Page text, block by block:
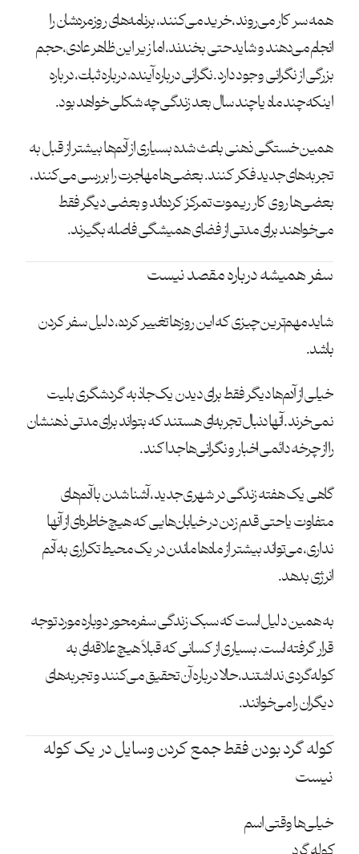
همه سر کار می‌روند، خرید می‌کنند، برنامه‌های روزمره‌شان را
انجام می‌دهند و شاید حتی بخندند، اما زیر این ظاهر عادی، حجم
بزرگی از نگرانی وجود دارد. نگرانی درباره آینده، درباره ثبات، درباره
اینکه چند ماه یا چند سال بعد زندگی چه شکلی خواهد بود.
همین خستگی ذهنی باعث شده بسیاری از آدم‌ها بیشتر از قبل به
تجربه‌های جدید فکر کنند. بعضی‌ها مهاجرت را بررسی می‌کنند،
بعضی‌ها روی کار ریموت تمرکز کرده‌اند و بعضی دیگر فقط
می‌خواهند برای مدتی از فضای همیشگی فاصله بگیرند.
سفر همیشه درباره مقصد نیست
شاید مهم‌ترین چیزی که این روزها تغییر کرده، دلیل سفر کردن
باشد.
خیلی از آدم‌ها دیگر فقط برای دیدن یک جاذبه گردشگری بلیت
نمی‌خرند. آنها دنبال تجربه‌ای هستند که بتواند برای مدتی ذهنشان
را از چرخه دائمی اخبار و نگرانی‌ها جدا کند.
گاهی یک هفته زندگی در شهری جدید، آشنا شدن با آدم‌های
متفاوت یا حتی قدم زدن در خیابان‌هایی که هیچ خاطره‌ای از آنها
نداری، می‌تواند بیشتر از ماه‌ها ماندن در یک محیط تکراری به آدم
انرژی بدهد.
به همین دلیل است که سبک زندگی سفرمحور دوباره مورد توجه
قرار گرفته است. بسیاری از کسانی که قبلاً هیچ علاقه‌ای به
کوله‌گردی نداشتند، حالا درباره آن تحقیق می‌کنند و تجربه‌های
دیگران را می‌خوانند.
کوله گرد بودن فقط جمع کردن وسایل در یک کوله
نیست
خیلی‌ها وقتی اسم